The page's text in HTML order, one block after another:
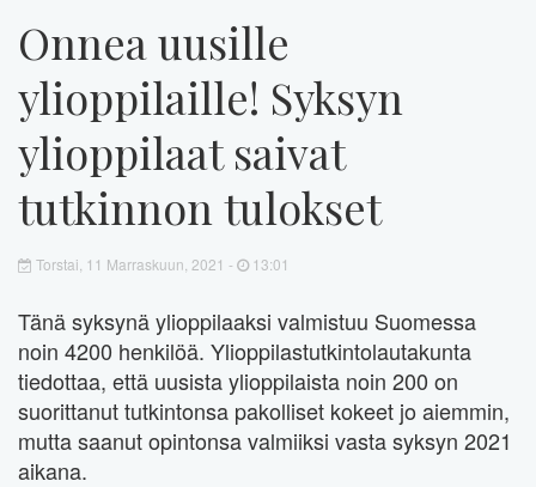
Onnea uusille
ylioppilaille! Syksyn
ylioppilaat saivat
tutkinnon tulokset
Torstai, 11 Marraskuun, 2021 - 13:01
Tänä syksynä ylioppilaaksi valmistuu Suomessa
noin 4200 henkilöä. Ylioppilastutkintolautakunta
tiedottaa, että uusista ylioppilaista noin 200 on
suorittanut tutkintonsa pakolliset kokeet jo aiemmin,
mutta saanut opintonsa valmiiksi vasta syksyn 2021
aikana.